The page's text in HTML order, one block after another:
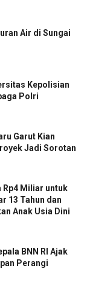
Air di Sungai
Kepolisian
Polri
Garut Kian
Jadi Sorotan
Rp4 Miliar untuk
13 Tahun dan
Anak Usia Dini
BNN RI Ajak
Perangi